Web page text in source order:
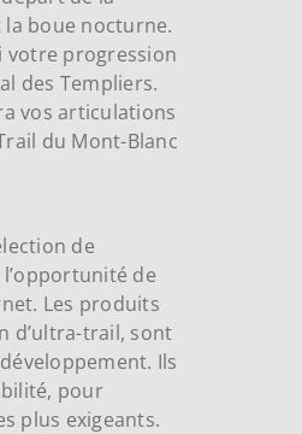
boue nocturne.
votre progression
des Templiers.
vos articulations
du Mont-Blanc
de
de
Les produits
d’ultra-trail, sont
Ils
pour
plus exigeants.